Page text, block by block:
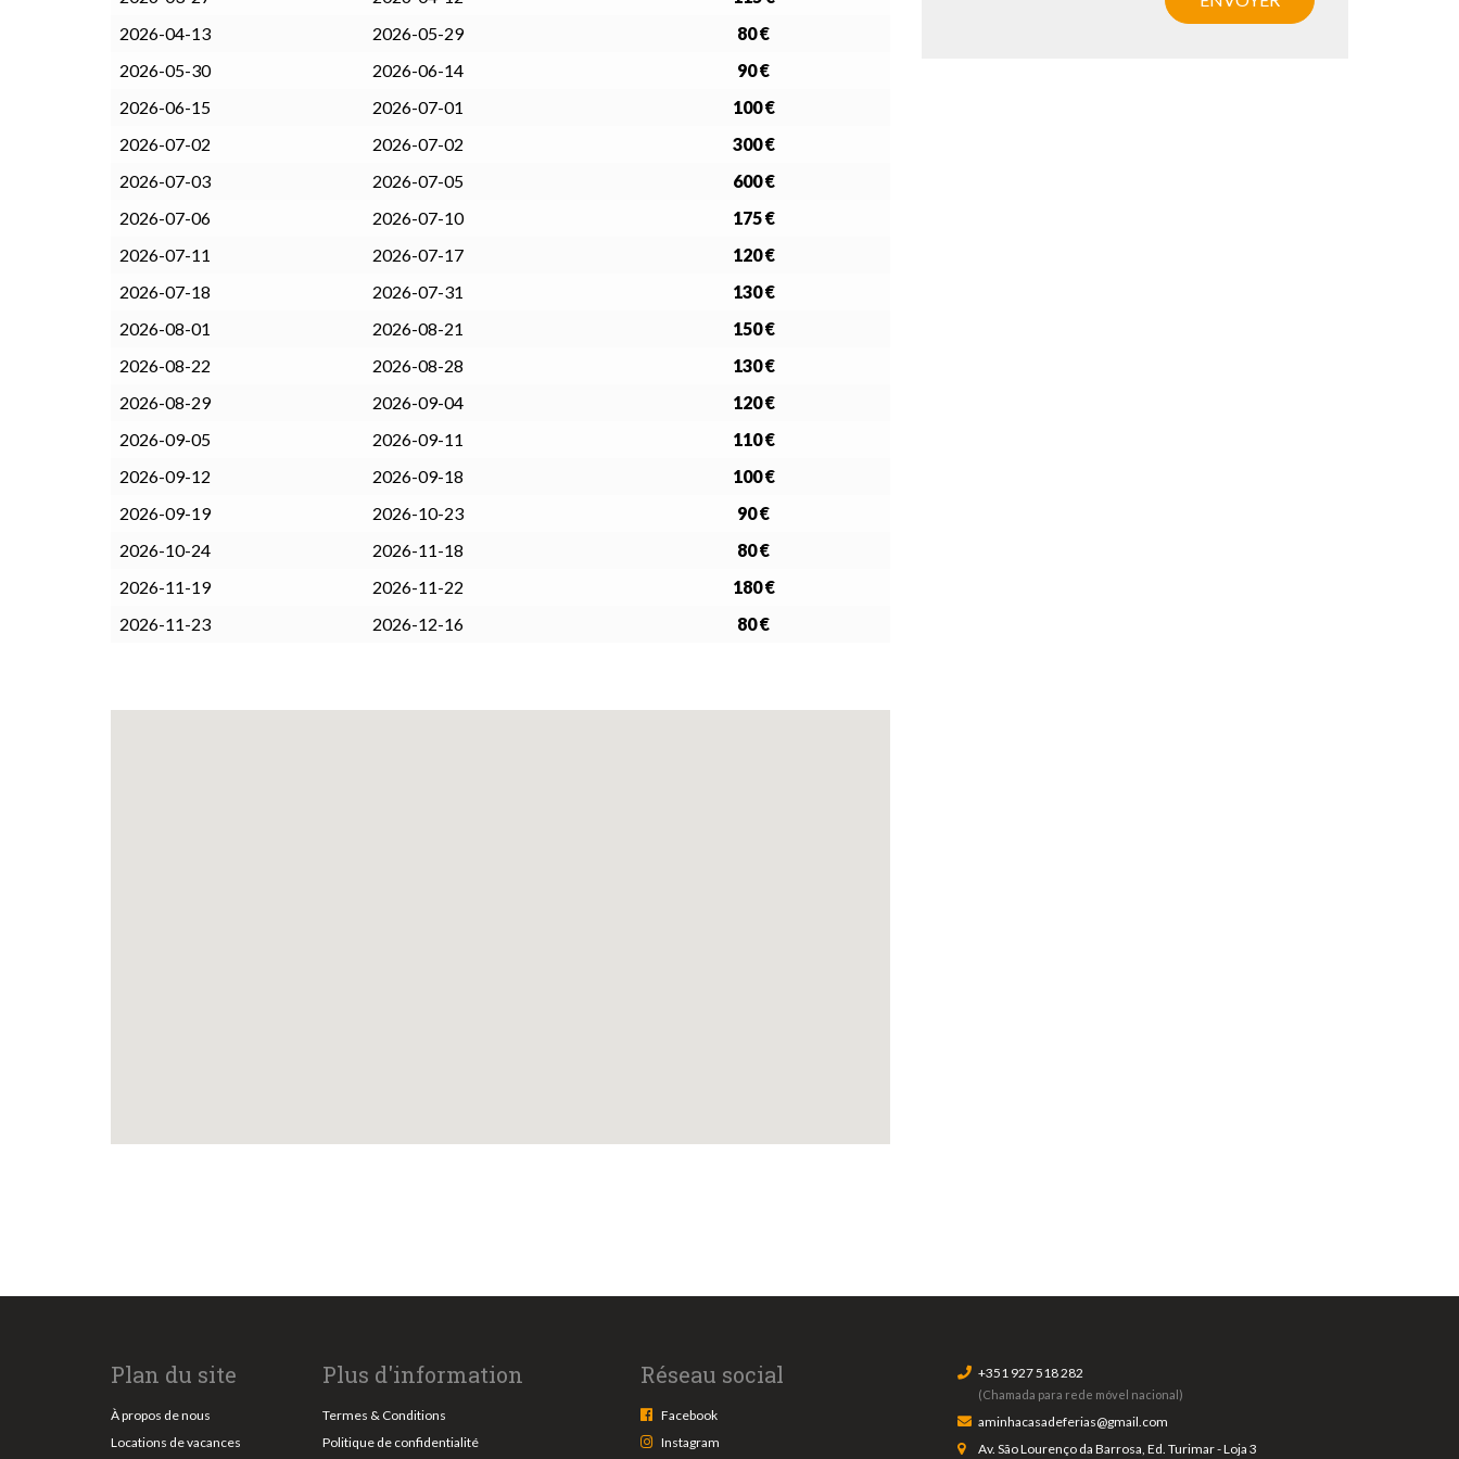
2026-04-13
2026-05-29
80 €
2026-05-30
2026-06-14
90 €
2026-06-15
2026-07-01
100 €
2026-07-02
2026-07-02
300 €
2026-07-03
2026-07-05
600 €
2026-07-06
2026-07-10
175 €
2026-07-11
2026-07-17
120 €
2026-07-18
2026-07-31
130 €
2026-08-01
2026-08-21
150 €
2026-08-22
2026-08-28
130 €
2026-08-29
2026-09-04
120 €
2026-09-05
2026-09-11
110 €
2026-09-12
2026-09-18
100 €
2026-09-19
2026-10-23
90 €
2026-10-24
2026-11-18
80 €
2026-11-19
2026-11-22
180 €
2026-11-23
2026-12-16 80 €
Plan du site
À propos de nous
Locations de vacances
Plus d'information
Termes & Conditions
Politique de confidentialité
Réseau social
Facebook
Instagram
+351 927 518 282
(Chamada para rede móvel nacional)
aminhacasadeferias@gmail.com
Av. São Lourenço da Barrosa, Ed. Turimar - Loja 3